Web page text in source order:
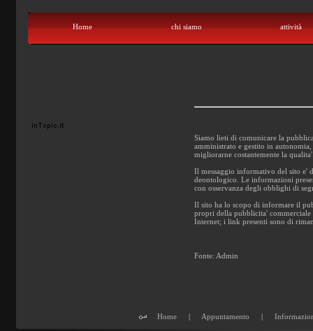
Home chi siamo attività lavori utilities contatti
Siamo lieti di comunicare la
amministrato e gestito in
migliorarne costantemente la
Il messaggio informativo del sito e'
deontologico. Le informazioni
con osservanza degli obblighi di
Il sito ha lo scopo di informare il
propri della pubblicita'
Internet; i link presenti sono di
Fonte: Admin
Home | Appuntamento |
Home chi siamo attività